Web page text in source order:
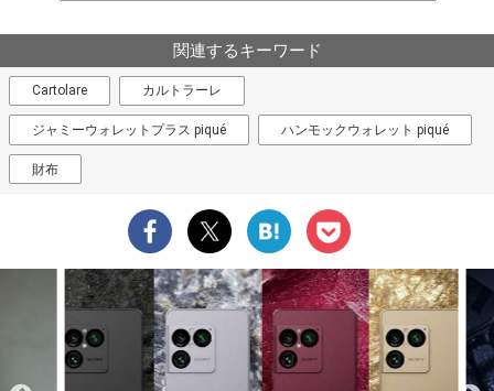
関連するキーワード
Cartolare カルトラーレ
ジャミーウォレットプラス piqué ハンモックウォレット piqué
財布